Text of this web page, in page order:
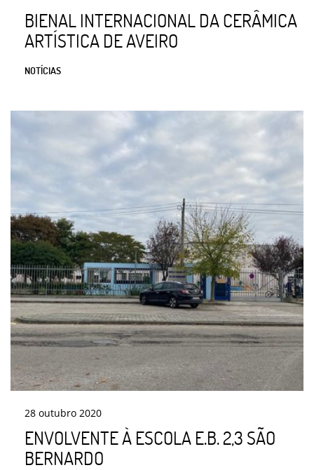
BIENAL INTERNACIONAL DA CERÂMICA
ARTÍSTICA DE AVEIRO
NOTÍCIAS
28 outubro 2020
ENVOLVENTE À ESCOLA E.B. 2,3 SÃO
BERNARDO